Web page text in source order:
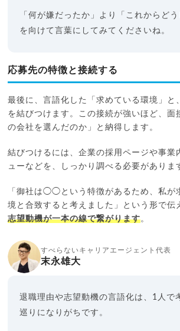
「何が嫌だったか」より「これからど
を向けて言葉にしてみてくださいね。
応募先の特徴と接続する
最後に、言語化した「求めている環境」と
を結びつけます。この接続が強いほど、面
の会社を選んだのか」と納得します。
結びつけるには、企業の採用ページや事業
ューなどを、しっかり調べる必要がありま
「御社は◯◯という特徴があるため、私
境と合致すると考えました」という形で伝
志望動機が一本の線で繋がります。
すべらないキャリアエージェント代表
末永雄大
退職理由や志望動機の言語化は、1人で
巡りになりがちです。